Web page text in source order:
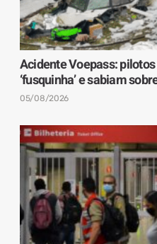
Acidente Voepass:
‘fusquinha’ e sabiam
05/08/2026